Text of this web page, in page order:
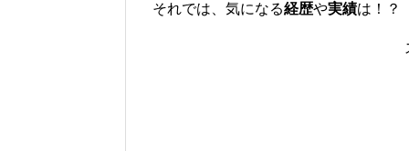
それでは、気になる経歴や実績は！？